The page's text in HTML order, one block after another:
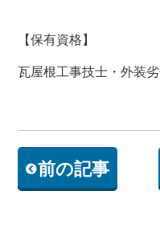
【保有資格】
瓦屋根工事技士・外装
前の記事